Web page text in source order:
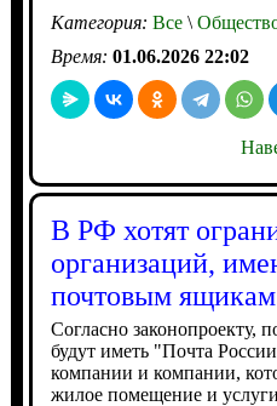
Категория: Все\
Время: 01.06.2026 22:02
В РФ хотят
организаций,
почтовым ящикам
Согласно законопроекту,
будут иметь "Почта
компании и компании,
жилое помещение и